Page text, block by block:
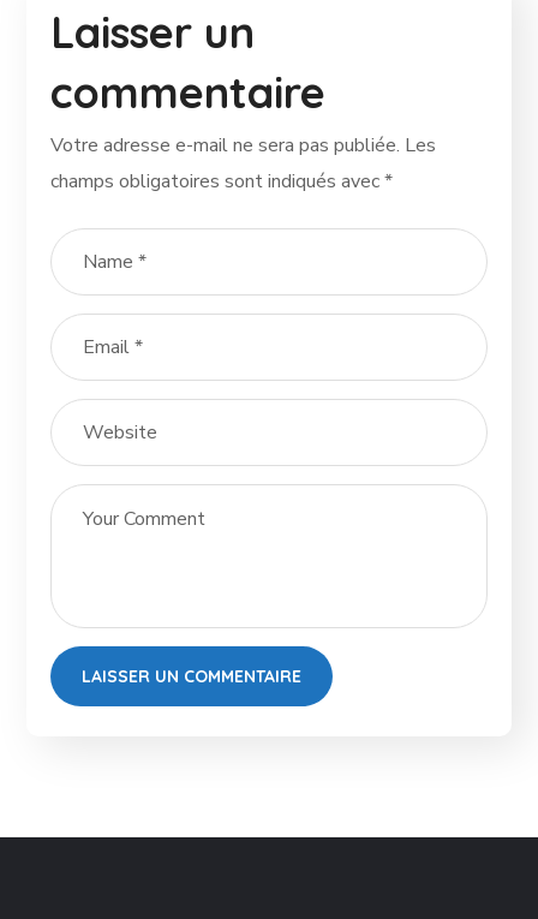
Laisser un
commentaire
Votre adresse e-mail ne sera pas publiée. Les
champs obligatoires sont indiqués avec*